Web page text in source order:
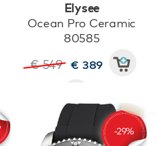
Elysee
Ocean Pro Ceramic
80585
€ 549 € 389